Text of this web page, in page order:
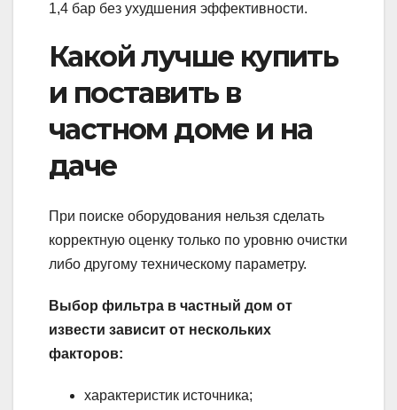
1,4 бар без ухудшения эффективности.
Какой лучше купить
и поставить в
частном доме и на
даче
При поиске оборудования нельзя сделать
корректную оценку только по уровню очистки
либо другому техническому параметру.
Выбор фильтра в частный дом от
извести зависит от нескольких
факторов:
характеристик источника;